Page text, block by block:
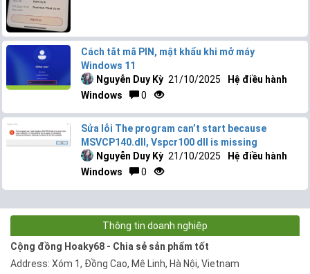
Cách tắt mã PIN, mật khẩu khi mở máy
Windows 11
Nguyễn Duy Kỳ 21/10/2025
Hệ điều hành
Windows
0
Sửa lỗi The program can’t start because
MSVCP140.dll, Vspcr100 dll is missing
Nguyễn Duy Kỳ 21/10/2025
Hệ điều hành
Windows
0
Thông tin doanh nghiệp
Cộng đồng Hoaky68 - Chia sẻ sản phẩm tốt
Address: Xóm 1, Đồng Cao, Mê Linh, Hà Nội, Vietnam